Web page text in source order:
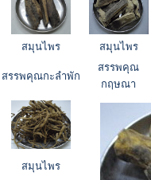
สมุนไพร สมุนไพร
สรรพคุณกะลำพัก
สรรพคุณ
กฤษณา
สมุนไพร